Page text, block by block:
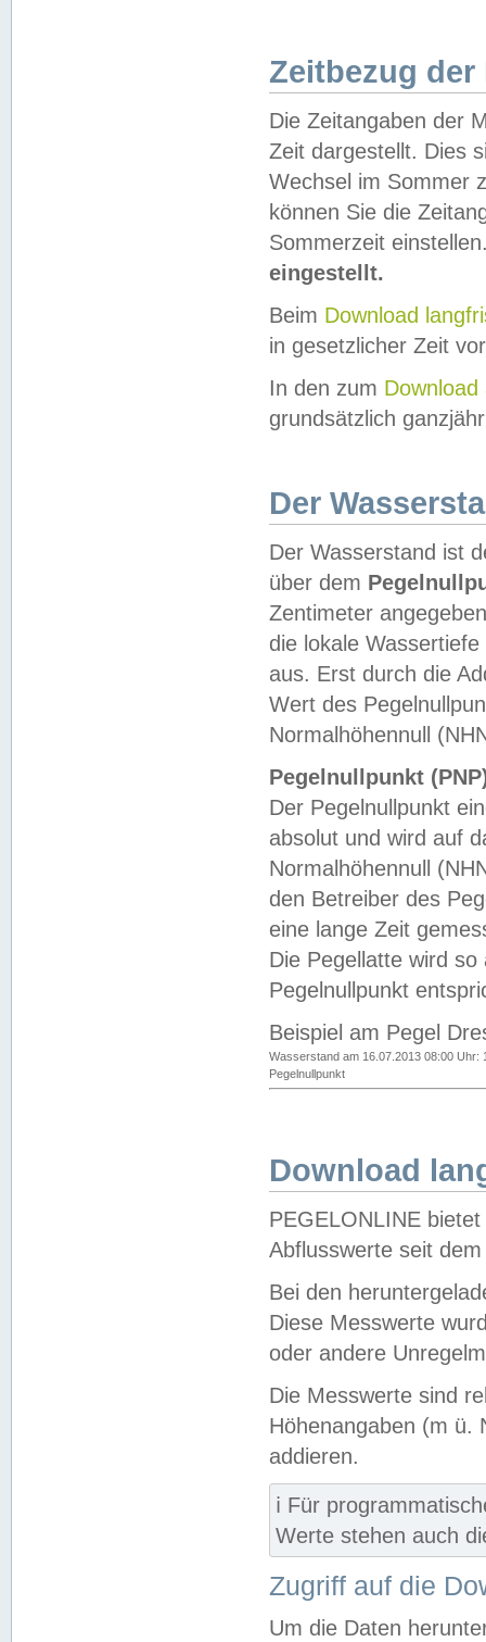
Zeitbezug der
Die Zeitangaben der
Zeit dargestellt. Dies
Wechsel im Sommer
können Sie die
Sommerzeit
eingestellt.
Beim Download
in gesetzlicher Zeit
In den zum Download
grundsätzlich
Der
Der Wasserstand ist
über dem
Zentimeter
die lokale
aus. Erst durch die
Wert des
Normalhöhennull
Pegelnullpunkt
Der Pegelnullpunkt
absolut und wird auf
Normalhöhennull
den Betreiber des
eine lange Zeit
Die Pegellatte wird
Pegelnullpunkt
Beispiel am Pegel
Wasserstand am 16.07.2013 08:00 Uhr:
Pegelnullpunkt
Download
PEGELONLINE
Abflusswerte seit
Bei den
Diese Messwerte
oder andere
Die Messwerte sind
Höhenangaben (m ü.
addieren.
ℹ️ Für
Werte stehen auch
Zugriff auf die
Um die Daten